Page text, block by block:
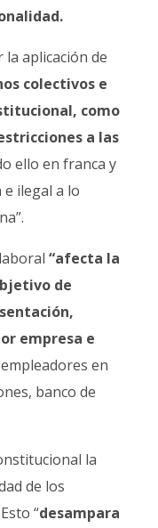
la aplicación de
colectivos e
como
a las
ello en franca y
ilegal a lo
“afecta la
de
empresa e
en
banco de
la
de los
“desampara